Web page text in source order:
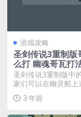
游戏攻略
圣剑传说3重制版
么打 幽魂哥瓦打
圣剑传说3重制版中
家们可以在幽灵船上
毕竟作为rpg...
3 年前